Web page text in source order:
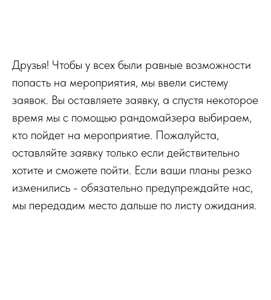
Друзья! Чтобы у всех были равные возможности
попасть на мероприятия, мы ввели систему
заявок. Вы оставляете заявку, а спустя некоторое
время мы с помощью рандомайзера выбираем,
кто пойдет на мероприятие. Пожалуйста,
оставляйте заявку только если действительно
хотите и сможете пойти. Если ваши планы резко
изменились - обязательно предупреждайте нас,
мы передадим место дальше по листу ожидания.